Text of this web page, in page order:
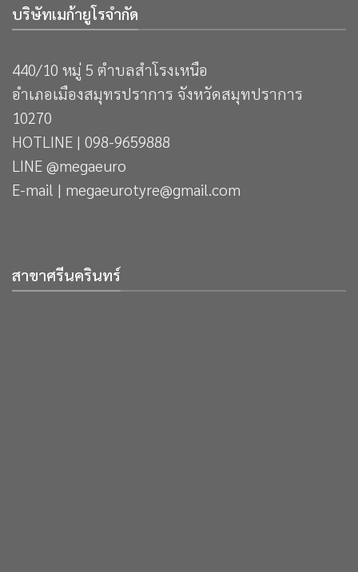
บริษัทเมก้ายูโรจำกัด
440/10 หมู่ 5 ตำบลสำโรงเหนือ
อำเภอเมืองสมุทรปราการ จังหวัดสมุทปราการ
10270
HOTLINE | 098-9659888
LINE @megaeuro
E-mail | megaeurotyre@gmail.com
สาขาศรีนครินทร์